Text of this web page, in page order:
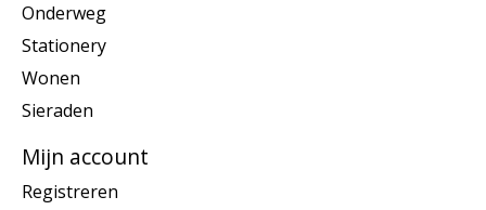
Onderweg
Stationery
Wonen
Sieraden
Mijn account
Registreren